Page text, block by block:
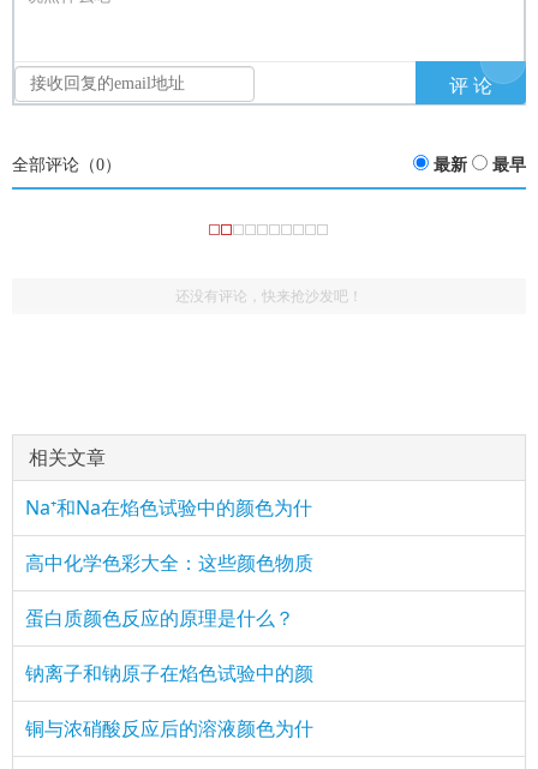
全部评论（0） 最新 最早
还没有评论，快来抢沙发吧！
相关文章
Na⁺和Na在焰色试验中的颜色为什
高中化学色彩大全：这些颜色物质
蛋白质颜色反应的原理是什么？
钠离子和钠原子在焰色试验中的颜
铜与浓硝酸反应后的溶液颜色为什